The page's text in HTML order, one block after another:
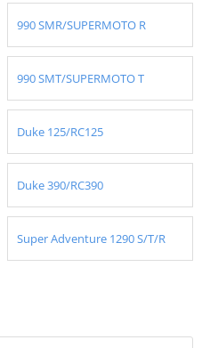
990 SMR/SUPERMOTO R
990 SMT/SUPERMOTO T
Duke 125/RC125
Duke 390/RC390
Super Adventure 1290 S/T/R